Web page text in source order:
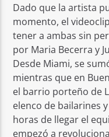
Dado que la artista
momento, el
tener a ambas sin
por Maria Becerra y
Desde Miami, se
mientras que en
el barrio porteño de
elenco de bailarines
horas de llegar el
empezó a